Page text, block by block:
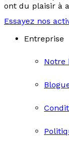
ont du plaisir à
Essayez nos
Entreprise
Notre